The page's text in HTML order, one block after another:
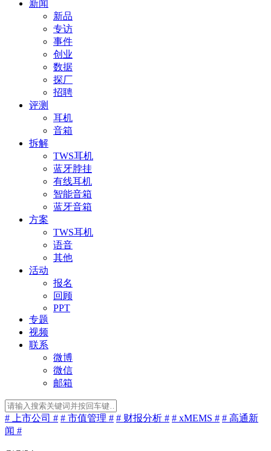
新闻
新品
专访
事件
创业
数据
探厂
招聘
评测
耳机
音箱
拆解
TWS耳机
蓝牙脖挂
有线耳机
智能音箱
蓝牙音箱
方案
TWS耳机
语音
其他
活动
报名
回顾
PPT
专题
视频
联系
微博
微信
邮箱
# 上市公司 # # 市值管理 # # 财报分析 # # xMEMS # # 高通新
闻 #